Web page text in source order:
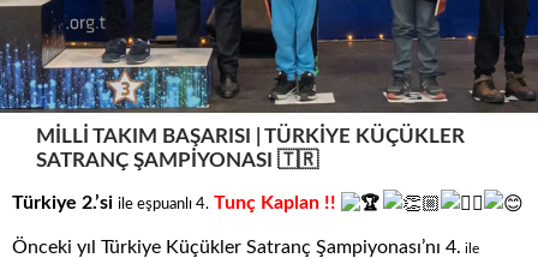
MILLI TAKIM BAŞARISI | TÜRKIYE KÜÇÜKLER
SATRANÇ ŞAMPIYONASI 🇹🇷
Türkiye 2.’si ile eşpuanlı 4. Tunç Kaplan !!
Önceki yıl Türkiye Küçükler Satranç Şampiyonası’nı 4. ile